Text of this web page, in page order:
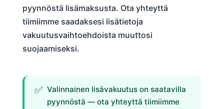
pyynnöstä lisämaksusta. Ota yhteyttä
tiimiimme saadaksesi lisätietoja
vakuutusvaihtoehdoista muuttosi
suojaamiseksi.
Valinnainen lisävakuutus on saatavilla
pyynnöstä — ota yhteyttä tiimiimme